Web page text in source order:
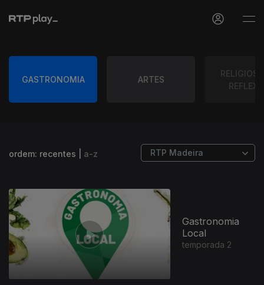
GASTRONOMIA ARTES
ordem: recentes a-z
Gastronomia
Local
temporada 2